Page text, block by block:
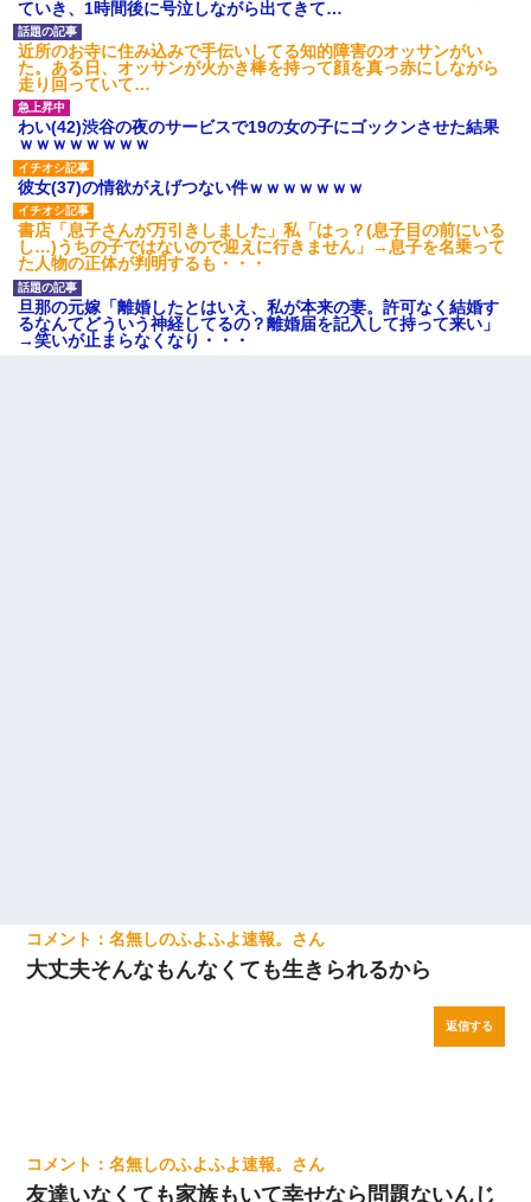
ていき、1時間後に号泣しながら出てきて…
近所のお寺に住み込みで手伝いしてる知的障害のオッサンがい
た。ある日、オッサンが火かき棒を持って顔を真っ赤にしながら
走り回っていて…
わい(42)渋谷の夜のサービスで19の女の子にゴックンさせた結果
ｗｗｗｗｗｗｗｗ
彼女(37)の情欲がえげつない件ｗｗｗｗｗｗｗ
書店「息子さんが万引きしました」私「はっ？(息子目の前にいる
し…)うちの子ではないので迎えに行きません」→息子を名乗って
た人物の正体が判明するも・・・
旦那の元嫁「離婚したとはいえ、私が本来の妻。許可なく結婚す
るなんてどういう神経してるの？離婚届を記入して持って来い」
→笑いが止まらなくなり・・・
名無しのふよふよ速報。
大丈夫そんなもんなくても生きられるから
返信する
名無しのふよふよ速報。
友達いなくても家族もいて幸せなら問題ないんじ